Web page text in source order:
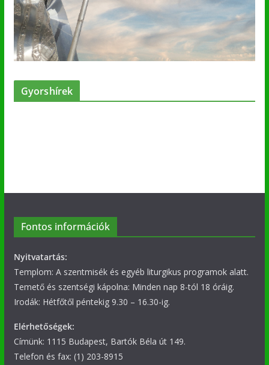
Gyorshírek
Fontos információk
Nyitvatartás:
Templom: A szentmisék és egyéb liturgikus programok alatt.
Temető és szentségi kápolna: Minden nap 8-tól 18 óráig.
Irodák: Hétfőtől péntekig 9.30 – 16.30-ig.
Elérhetőségek:
Címünk: 1115 Budapest, Bartók Béla út 149.
Telefon és fax: (1) 203-8915